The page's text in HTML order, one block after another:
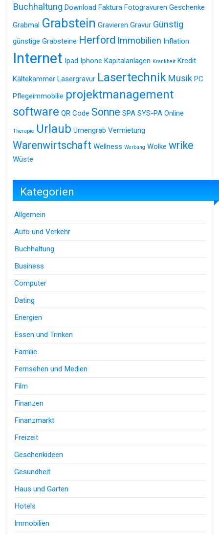
Buchhaltung Download Faktura Fotogravuren Geschenke
Grabmal Grabstein Gravieren Gravur Günstig
günstige Grabsteine Herford Immobilien Inflation
Internet Ipad Iphone Kapitalanlagen Krankheit Kredit
Kältekammer Lasergravur Lasertechnik Musik PC
Pflegeimmobilie projektmanagement
software QR Code Sonne SPA SYS-PA Online
Therapie Urlaub Urnengrab Vermietung
Warenwirtschaft Wellness Werbung Wolke wrike
Wüste
Kategorien
Allgemein
Auto und Verkehr
Buchhaltung
Business
Computer
Dating
Energien
Essen und Trinken
Familie
Fernsehen und Medien
Film
Finanzen
Finanzmarkt
Freizeit
Geschenkideen
Gesundheit
Haus und Garten
Hotels
Immobilien